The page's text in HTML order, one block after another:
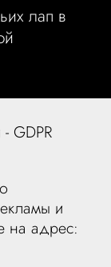
лап в
GDPR
и
на адрес: